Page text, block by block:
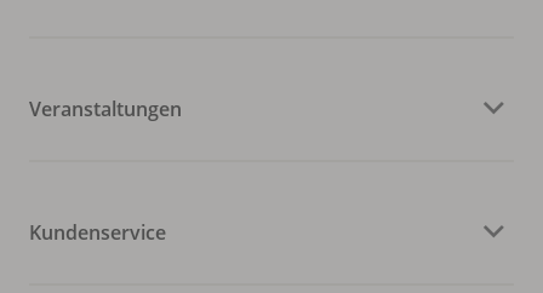
Veranstaltungen
Kundenservice